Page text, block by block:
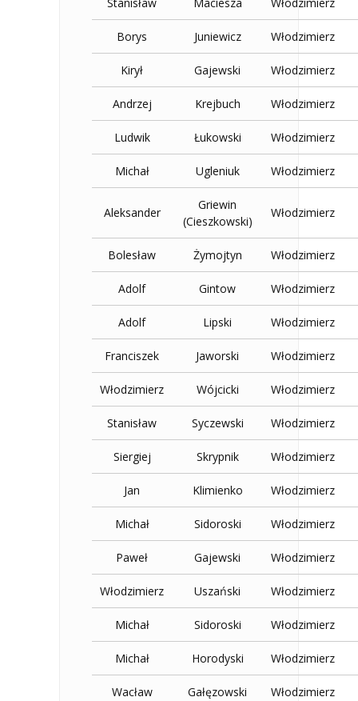
Borys Juniewicz Włodzimierz
Kirył Gajewski Włodzimierz
Andrzej Krejbuch Włodzimierz
Ludwik Łukowski Włodzimierz
Michał Ugleniuk Włodzimierz
Aleksander
Griewin
(Cieszkowski)
Włodzimierz
Bolesław Żymojtyn Włodzimierz
Adolf Gintow Włodzimierz
Adolf Lipski Włodzimierz
Franciszek Jaworski Włodzimierz
Włodzimierz Wójcicki Włodzimierz
Stanisław Syczewski Włodzimierz
Siergiej Skrypnik Włodzimierz
Jan Klimienko Włodzimierz
Michał Sidoroski Włodzimierz
Paweł Gajewski Włodzimierz
Włodzimierz Uszański Włodzimierz
Michał Sidoroski Włodzimierz
Michał Horodyski Włodzimierz
Wacław Gałęzowski Włodzimierz